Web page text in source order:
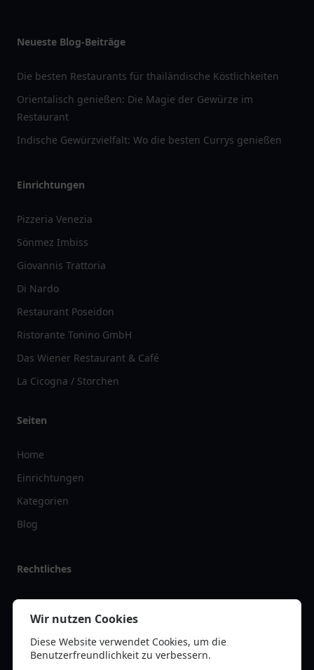
Neueste Blog-Beiträge
Die besten Restaurants für thailändische Köstlichkeiten
Orientalisch genießen: Die Magie der Gewürze im
Restaurant
Indische Gewürzvielfalt: Wo die besten Currys genießen
Einrichtungen
Pizzeria Venezia
Sönmez Imbiss
Giovannis Trattoria
Di Nardo
Restaurant Poseidon
Ristorante Tonino GmbH
Das Wiener Restaurant & Café
La Cicogna / Storchen
Seiten
Home
Einrichtungen
Kategorien
Blog
Rechtliches
Impressum
Datenschutz
Kontakt
Wir nutzen Cookies
Diese Website verwendet Cookies, um die
Benutzerfreundlichkeit zu verbessern.